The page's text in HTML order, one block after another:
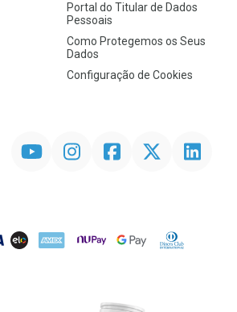
Portal do Titular de Dados
Pessoais
Como Protegemos os Seus
Dados
Configuração de Cookies
InstagramFacebookTwitter Linkedin
ELO AMEX NuPay Google PayDiners Club